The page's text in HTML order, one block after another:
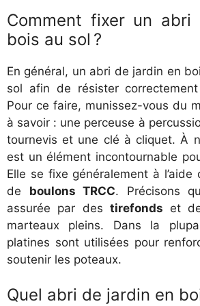
Comment fixer un abri
bois au sol ?
En général, un abri de jardin en
sol afin de résister
Pour ce faire, munissez-vous du
à savoir : une perceuse à
tournevis et une clé à cliquet. À
est un élément incontournable
Elle se fixe généralement à l’aide
de boulons TRCC. Précisons
assurée par des tirefonds et
marteaux pleins. Dans la
platines sont utilisées pour
soutenir les poteaux.
Quel abri de jardin en